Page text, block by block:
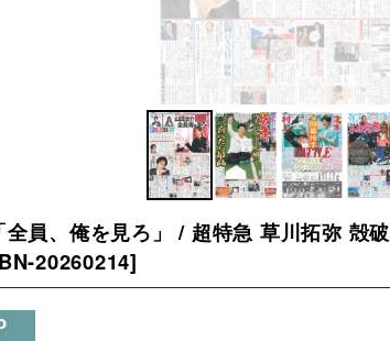
員、俺を見ろ」 / 超特急 草川拓弥 殻
20260214]